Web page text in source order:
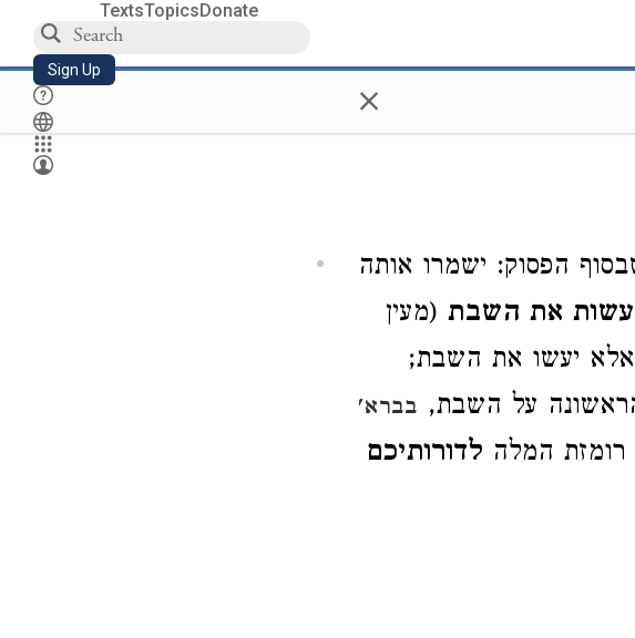
TextsTopicsDonate
Sign Up ×
הפסוק: ישמרו אותה
את השבת (מעין
יעשו את השבת;
על השבת, בברא'
רומזת המלה לדורותיכם